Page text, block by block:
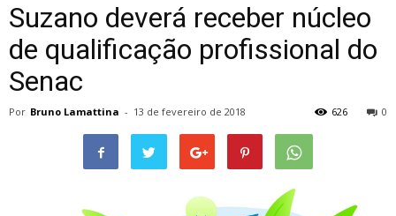
Suzano deverá receber núcleo
de qualificação profissional do
Senac
Por Bruno Lamattina - 13 de fevereiro de 2018 0
626